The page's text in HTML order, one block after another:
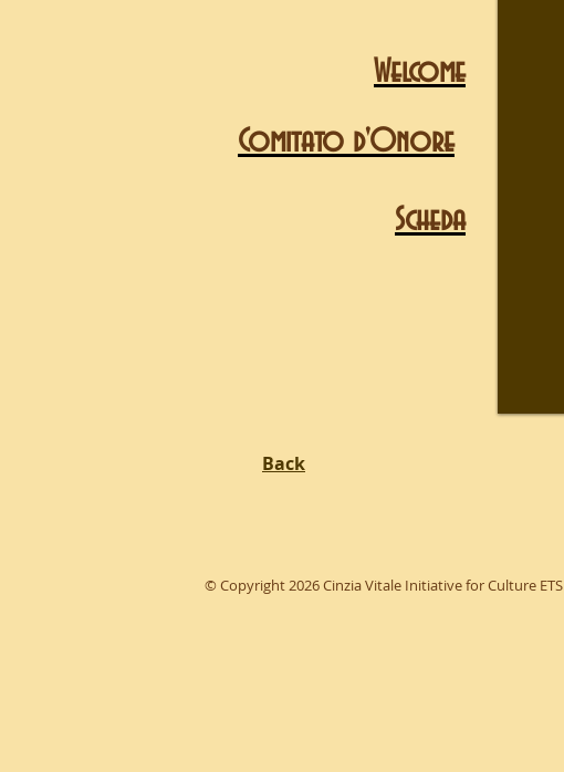
Welcome
Comitato d'Onore
Scheda
Back
© Copyright 2026 Cinzia Vitale Initiative for Culture ETS